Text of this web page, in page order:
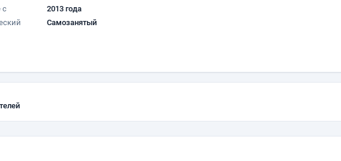
с
2013 года
Самозанятый